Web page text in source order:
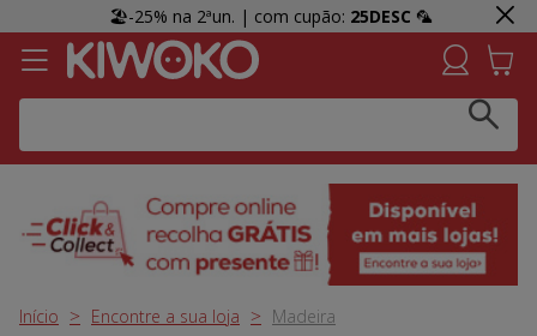
🏖️-25% na 2ªun. | com cupão: 25DESC 🦜
Click & Collect:Recolha GRÁTIS em loja e receba uma
prenda 👀 Agora em mais lojas!
Início Encontre a sua loja Madeira